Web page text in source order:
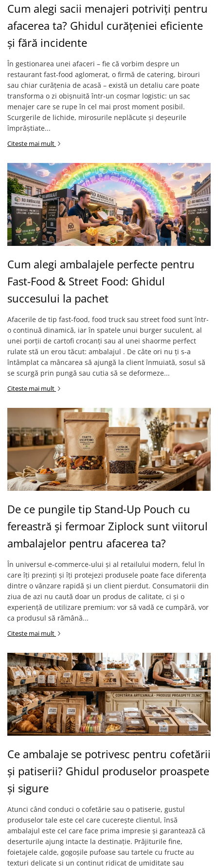
Cum alegi sacii menajeri potriviți pentru
afacerea ta? Ghidul curățeniei eficiente
și fără incidente
În gestionarea unei afaceri – fie că vorbim despre un
restaurant fast-food aglomerat, o firmă de catering, birouri
sau chiar curățenia de acasă – există un detaliu care poate
transforma o zi obișnuită într-un coșmar logistic: un sac
menajer care se rupe în cel mai prost moment posibil.
Scurgerile de lichide, mirosurile neplăcute și deșeurile
împrăștiate...
Citeste mai mult
Cum alegi ambalajele perfecte pentru
Fast-Food & Street Food: Ghidul
succesului la pachet
Afacerile de tip fast-food, food truck sau street food sunt într-
o continuă dinamică, iar în spatele unui burger suculent, al
unei porții de cartofi crocanți sau al unei shaorme perfect
rulate stă un erou tăcut: ambalajul . De câte ori nu ți s-a
întâmplat ca mâncarea să ajungă la client înmuiată, sosul să
se scurgă prin pungă sau cutia să se deformeze...
Citeste mai mult
De ce pungile tip Stand-Up Pouch cu
fereastră și fermoar Ziplock sunt viitorul
ambalajelor pentru afacerea ta?
În universul e-commerce-ului și al retailului modern, felul în
care îți prezinți și îți protejezi produsele poate face diferența
dintre o vânzare rapidă și un client pierdut. Consumatorii din
ziua de azi nu caută doar un produs de calitate, ci și o
experiență de utilizare premium: vor să vadă ce cumpără, vor
ca produsul să rămână...
Citeste mai mult
Ce ambalaje se potrivesc pentru cofetării
și patiserii? Ghidul produselor proaspete
și sigure
Atunci când conduci o cofetărie sau o patiserie, gustul
produselor tale este cel care cucerește clientul, însă
ambalajul este cel care face prima impresie și garantează că
deserturile ajung intacte la destinație. Prăjiturile fine,
foietajele calde, gogoșile pufoase sau tartele cu fructe au
texturi delicate și un conținut ridicat de umiditate sau